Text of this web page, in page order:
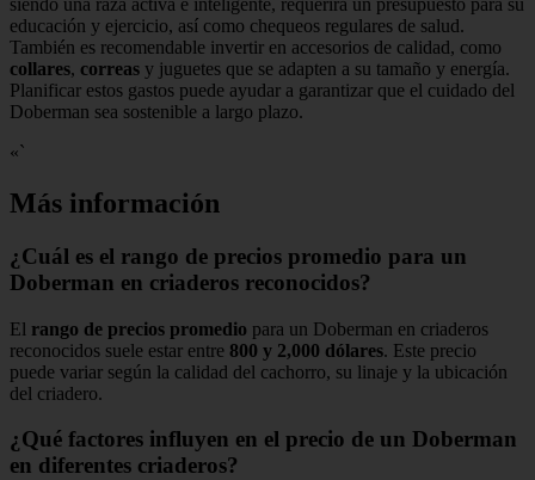
siendo una raza activa e inteligente, requerirá un presupuesto para su
educación y ejercicio, así como chequeos regulares de salud.
También es recomendable invertir en accesorios de calidad, como
collares, correas y juguetes que se adapten a su tamaño y energía.
Planificar estos gastos puede ayudar a garantizar que el cuidado del
Doberman sea sostenible a largo plazo.
«`
Más información
¿Cuál es el rango de precios promedio para un
Doberman en criaderos reconocidos?
El rango de precios promedio para un Doberman en criaderos
reconocidos suele estar entre 800 y 2,000 dólares. Este precio
puede variar según la calidad del cachorro, su linaje y la ubicación
del criadero.
¿Qué factores influyen en el precio de un Doberman
en diferentes criaderos?